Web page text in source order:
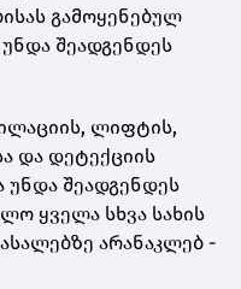
გამოყენებულ
შეადგენდეს
ლიფტის,
და დეტექციის
უნდა შეადგენდეს
ყველა სხვა სახის
არანაკლებ -